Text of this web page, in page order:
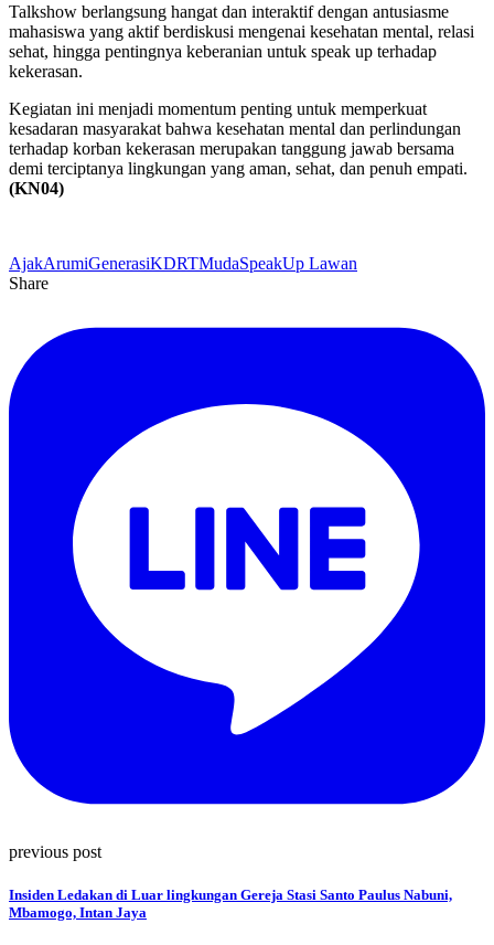
Talkshow berlangsung hangat dan interaktif dengan antusiasme
mahasiswa yang aktif berdiskusi mengenai kesehatan mental, relasi
sehat, hingga pentingnya keberanian untuk speak up terhadap
kekerasan.
Kegiatan ini menjadi momentum penting untuk memperkuat
kesadaran masyarakat bahwa kesehatan mental dan perlindungan
terhadap korban kekerasan merupakan tanggung jawab bersama
demi terciptanya lingkungan yang aman, sehat, dan penuh empati.
(KN04)
AjakArumiGenerasiKDRTMudaSpeakUp Lawan
Share
previous post
Insiden Ledakan di Luar lingkungan Gereja Stasi Santo Paulus Nabuni,
Mbamogo, Intan Jaya